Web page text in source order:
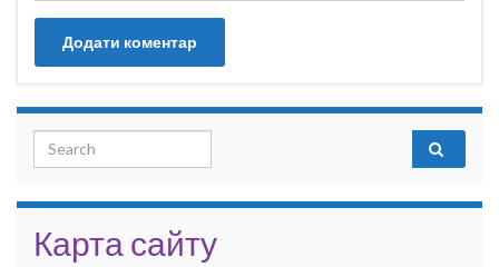
Search for:
Карта сайту